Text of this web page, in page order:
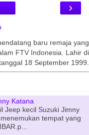
›
baru remaja yang
FTV Indonesia. Lahir di
18 September 1999.
Katana
Jeep kecil Suzuki Jimny
tempat yang